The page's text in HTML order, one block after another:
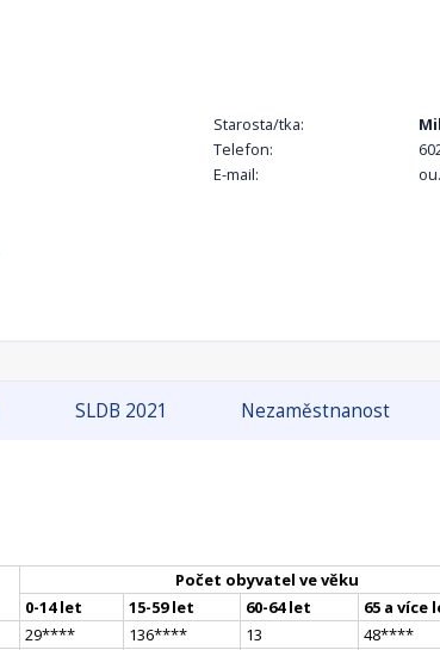
Starosta/tka:
Telefon:
E-mail:
SLDB 2021 Nezaměstnanost
Počet obyvatel ve věku
0-14 let 15-59 let 60-64 let
65 a více
29**** 136**** 13 48****